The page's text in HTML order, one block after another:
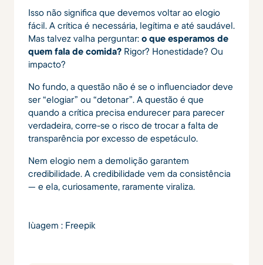
Isso não significa que devemos voltar ao elogio
fácil. A crítica é necessária, legítima e até saudável.
Mas talvez valha perguntar: o que esperamos de
quem fala de comida? Rigor? Honestidade? Ou
impacto?
No fundo, a questão não é se o influenciador deve
ser “elogiar” ou “detonar”. A questão é que
quando a crítica precisa endurecer para parecer
verdadeira, corre-se o risco de trocar a falta de
transparência por excesso de espetáculo.
Nem elogio nem a demolição garantem
credibilidade. A credibilidade vem da consistência
— e ela, curiosamente, raramente viraliza.
Iùagem : Freepik